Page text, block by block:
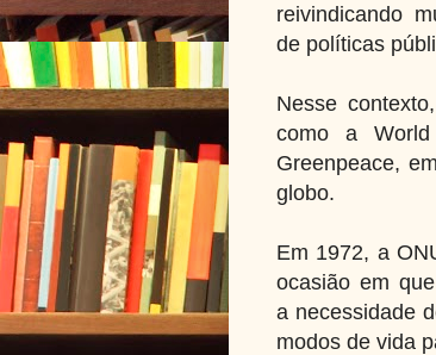
reivindicando
de políticas
Nesse
como a
Greenpeace,
globo.
Em 1972, a
ocasião em
a necessidade
modos de vida